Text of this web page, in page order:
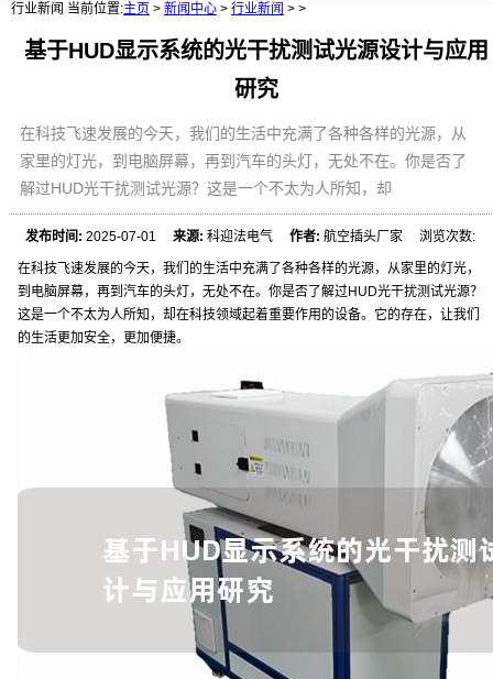
行业新闻 当前位置:主页 > 新闻中心 > 行业新闻 > >
基于HUD显示系统的光干扰测试光源设计与应用
研究
在科技飞速发展的今天，我们的生活中充满了各种各样的光源，从
家里的灯光，到电脑屏幕，再到汽车的头灯，无处不在。你是否了
解过HUD光干扰测试光源？这是一个不太为人所知，却
发布时间: 2025-07-01来源: 科迎法电气作者: 航空插头厂家 浏览次数:
在科技飞速发展的今天，我们的生活中充满了各种各样的光源，从家里的灯光，
到电脑屏幕，再到汽车的头灯，无处不在。你是否了解过HUD光干扰测试光源？
这是一个不太为人所知，却在科技领域起着重要作用的设备。它的存在，让我们
的生活更加安全，更加便捷。